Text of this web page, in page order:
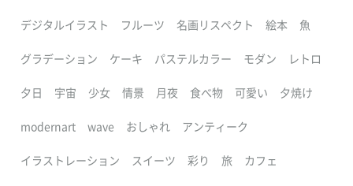
デジタルイラスト フルーツ 名画リスペクト 絵本 魚
グラデーション ケーキ パステルカラー モダン レトロ
夕日 宇宙 少女 情景 月夜 食べ物 可愛い 夕焼け
modernart wave おしゃれ アンティーク
イラストレーション スイーツ 彩り 旅 カフェ